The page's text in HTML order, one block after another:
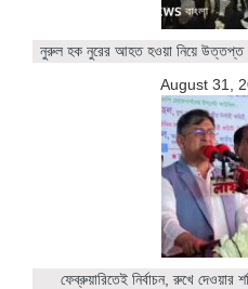
নুরুল হক নুরের আহত হওয়া নিয়ে উত্তপ্ত
August 31,
ফেব্রুয়ারিতেই নির্বাচন, রুখে